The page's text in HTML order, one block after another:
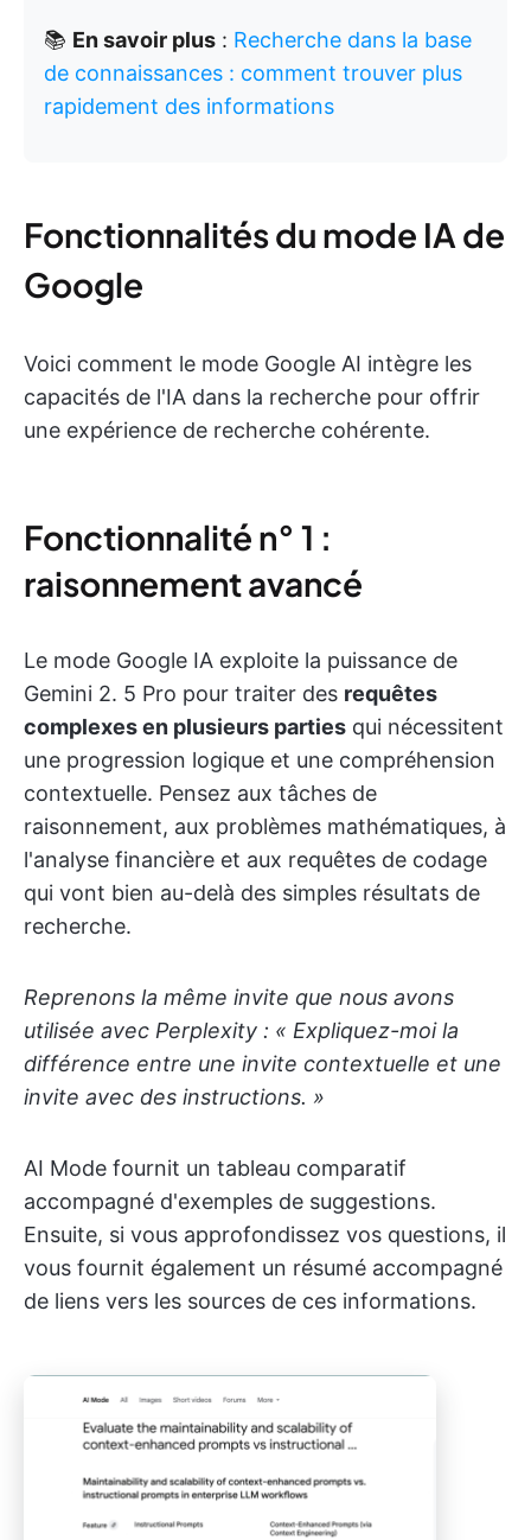
📚 En savoir plus : Recherche dans la base
de connaissances : comment trouver plus
rapidement des informations
Fonctionnalités du mode IA de
Google
Voici comment le mode Google AI intègre les
capacités de l'IA dans la recherche pour offrir
une expérience de recherche cohérente.
Fonctionnalité n° 1 :
raisonnement avancé
Le mode Google IA exploite la puissance de
Gemini 2. 5 Pro pour traiter des requêtes
complexes en plusieurs parties qui nécessitent
une progression logique et une compréhension
contextuelle. Pensez aux tâches de
raisonnement, aux problèmes mathématiques, à
l'analyse financière et aux requêtes de codage
qui vont bien au-delà des simples résultats de
recherche.
Reprenons la même invite que nous avons
utilisée avec Perplexity : « Expliquez-moi la
différence entre une invite contextuelle et une
invite avec des instructions. »
AI Mode fournit un tableau comparatif
accompagné d'exemples de suggestions.
Ensuite, si vous approfondissez vos questions, il
vous fournit également un résumé accompagné
de liens vers les sources de ces informations.